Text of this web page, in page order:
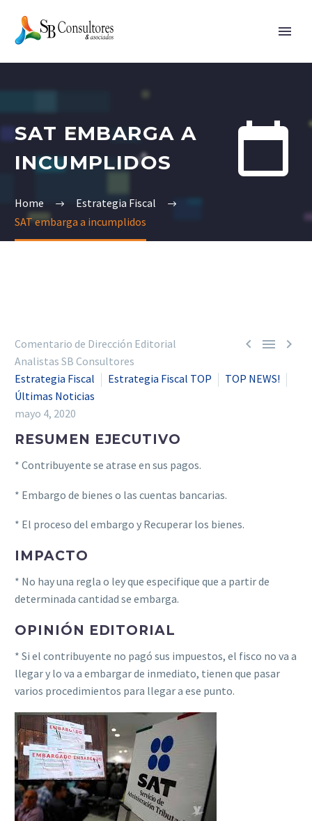


SAT EMBARGA A
INCUMPLIDOS
Home
Estrategia Fiscal
SAT embarga a incumplidos
  
Comentario de Dirección Editorial
Analistas SB Consultores
Estrategia Fiscal
Estrategia Fiscal TOP
TOP NEWS!
Últimas Noticias
mayo 4, 2020
RESUMEN EJECUTIVO
* Contribuyente se atrase en sus pagos.
* Embargo de bienes o las cuentas bancarias.
* El proceso del embargo y Recuperar los bienes.
IMPACTO
* No hay una regla o ley que especifique que a partir de
determinada cantidad se embarga.
OPINIÓN EDITORIAL
* Si el contribuyente no pagó sus impuestos, el fisco no va a
llegar y lo va a embargar de inmediato, tienen que pasar
varios procedimientos para llegar a ese punto.